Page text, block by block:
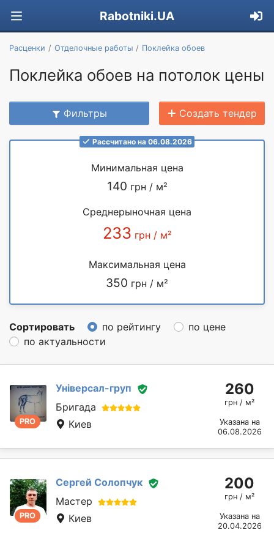
Rabotniki.UA
Расценки Отделочные работы Поклейка обоев
Поклейка обоев на потолок цены
Фильтры Создать тендер
Рассчитано на 06.08.2026
Минимальная цена
140 грн / м²
Среднерыночная цена
233 грн / м²
Максимальная цена
350 грн / м²
Сортировать по рейтингу
по цене
по актуальности
PRO
Універсал-груп
Бригада
Киев
260
грн / м²
Указана на
06.08.2026
PRO
Сергей Солопчук
Мастер
Киев
200
грн / м²
Указана на
20.04.2026